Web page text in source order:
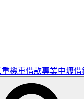
機車借款專業中壢借